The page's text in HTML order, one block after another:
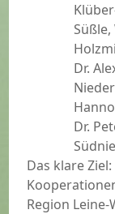
Dr.
Dr.
Das klare
Region